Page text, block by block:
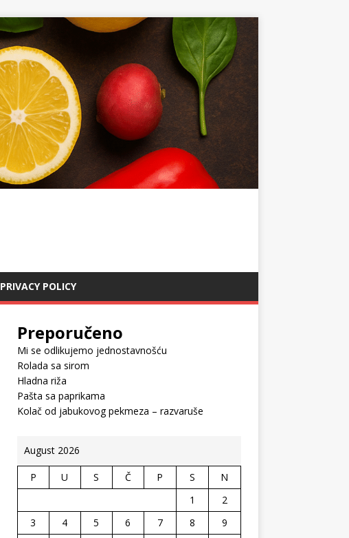
PRIVACY POLICY
Preporučeno
Mi se odlikujemo jednostavnošću
Rolada sa sirom
Hladna riža
Pašta sa paprikama
Kolač od jabukovog pekmeza – razvaruše
August 2026
P U S Č P S
N
1
2
3
4 5 6 7 8
9